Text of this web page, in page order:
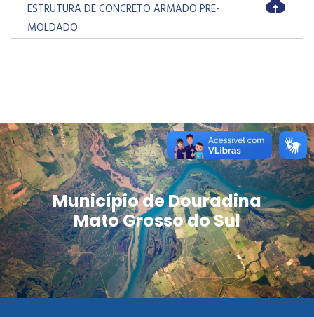
ESTRUTURA DE CONCRETO ARMADO PRE-
MOLDADO
Município de Douradina
Mato Grosso do Sul